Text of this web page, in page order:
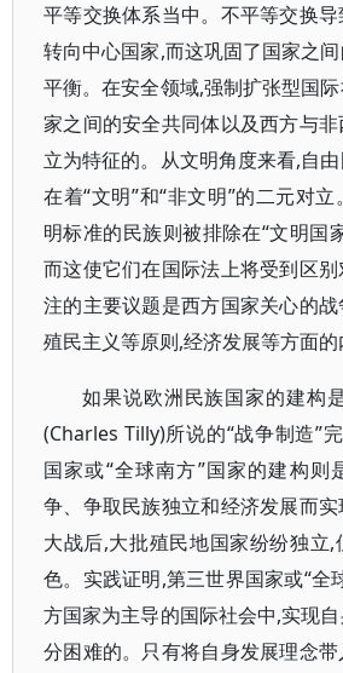
平等交换体系当中。不平等交换
转向中心国家,而这巩固了国家之
平衡。在安全领域,强制扩张型国
家之间的安全共同体以及西方与
立为特征的。从文明角度来看,自
在着“文明”和“非文明”的二元对
明标准的民族则被排除在“文明国
而这使它们在国际法上将受到区
注的主要议题是西方国家关心的
殖民主义等原则,经济发展等方面的
如果说欧洲民族国家的建构
(Charles Tilly)所说的“战争制造”
国家或“全球南方”国家的建构则
争、争取民族独立和经济发展而
大战后,大批殖民地国家纷纷独立,
色。实践证明,第三世界国家或“全
方国家为主导的国际社会中,实现
分困难的。只有将自身发展理念